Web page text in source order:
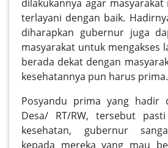
dilakukannya agar
terlayani dengan baik.
diharapkan gubernur juga
masyarakat untuk mengakses
berada dekat dengan
kesehatannya pun harus prima.
Posyandu prima yang hadir
Desa/ RT/RW, tersebut
kesehatan, gubernur
kepada mereka yang mau